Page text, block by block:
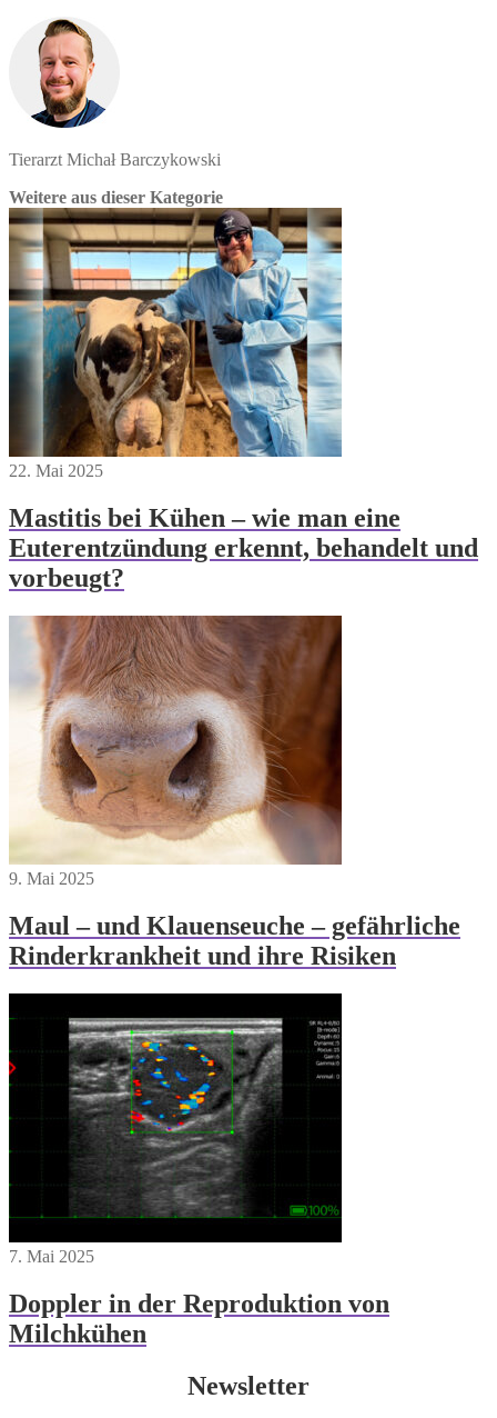
Tierarzt Michał Barczykowski
Weitere aus dieser Kategorie
22. Mai 2025
Mastitis bei Kühen – wie man eine
Euterentzündung erkennt, behandelt und
vorbeugt?
9. Mai 2025
Maul – und Klauenseuche – gefährliche
Rinderkrankheit und ihre Risiken
7. Mai 2025
Doppler in der Reproduktion von
Milchkühen
Newsletter